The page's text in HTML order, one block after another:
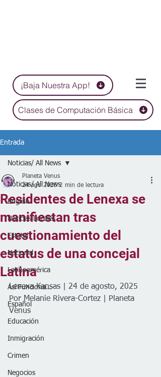
¡Baja Nuestra App!
Clases de Computación Básica
Entrada
Noticias/ All News
English
Noticias Locales
Estatal
Nacional
Latinoamérica
Así Funciona...
Español
Educación
Inmigración
Crimen
Negocios
Noticias/ All News
Residentes de Lenexa se
manifiestan tras
cuestionamiento del
estatus de una concejal
Latina
Planeta Venus
24 ago 2025 2 min de lectura
Lenexa Kansas | 24 de agosto, 2025
Por Melanie Rivera-Cortez | Planeta
Venus